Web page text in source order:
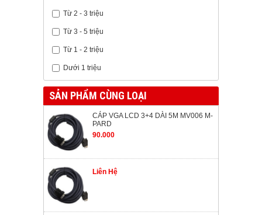
Từ 2 - 3 triệu
Từ 3 - 5 triệu
Từ 1 - 2 triệu
Dưới 1 triệu
SẢN PHẨM CÙNG LOẠI
CÁP VGA LCD 3+4 DÀI 5M MV006 M-
PARD
90.000
Liên Hệ